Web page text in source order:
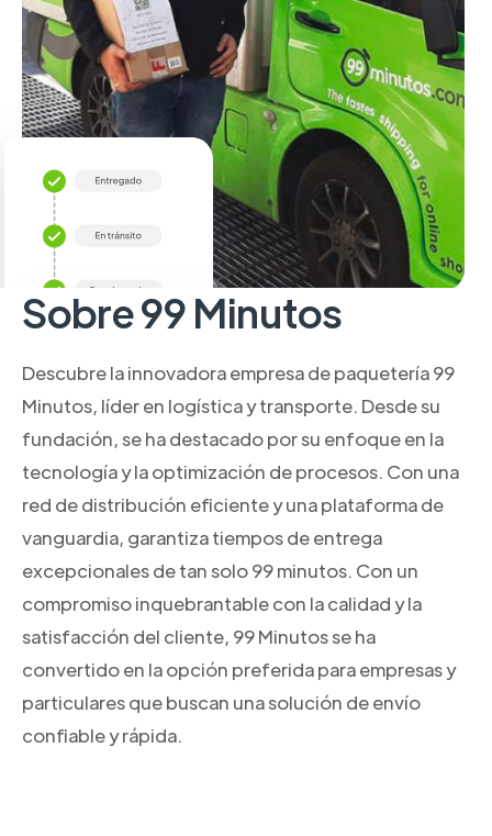
Sobre 99 Minutos
Descubre la innovadora empresa de paquetería 99
Minutos, líder en logística y transporte. Desde su
fundación, se ha destacado por su enfoque en la
tecnología y la optimización de procesos. Con una
red de distribución eficiente y una plataforma de
vanguardia, garantiza tiempos de entrega
excepcionales de tan solo 99 minutos. Con un
compromiso inquebrantable con la calidad y la
satisfacción del cliente, 99 Minutos se ha
convertido en la opción preferida para empresas y
particulares que buscan una solución de envío
confiable y rápida.